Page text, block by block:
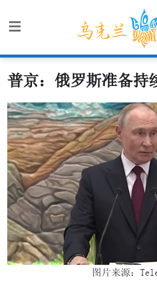
普京：俄罗斯准备持
图片来源：